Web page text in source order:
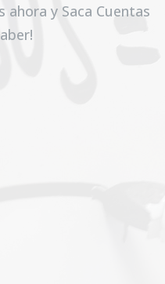
ahora y Saca Cuentas